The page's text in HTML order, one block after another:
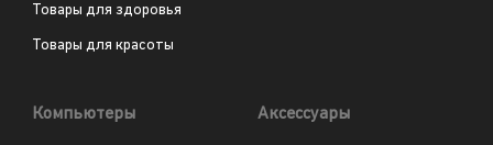
Товары для здоровья
Товары для красоты
Компьютеры Аксессуары